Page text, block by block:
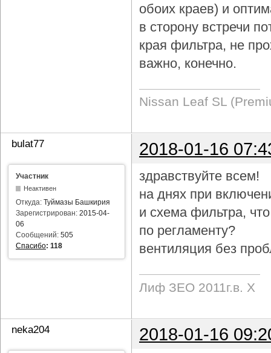
обоих краев) и
в сторону встречи
края фильтра, не
важно, конечно.
Nissan Leaf SL
bulat77 2018-01-16
Участник
Неактивен
Откуда: Туймазы Башкирия
Зарегистрирован: 2015-04-
06
Сообщений: 505
Спасибо: 118
здравствуйте всем!
на днях при
и схема фильтра,
по регламенту?
вентиляция без
Лиф ЗЕО 2011г.в. Х
neka204 2018-01-16